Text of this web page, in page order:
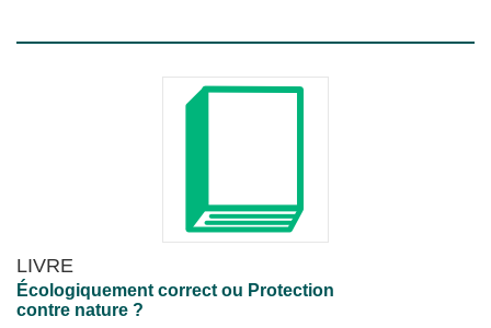
LIVRE
Écologiquement correct ou Protection
contre nature ?